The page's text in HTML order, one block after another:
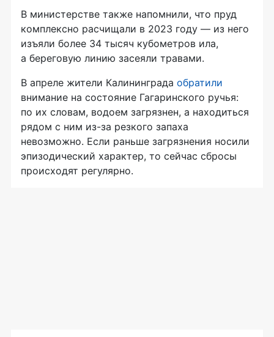
В министерстве также напомнили, что пруд
комплексно расчищали в 2023 году — из него
изъяли более 34 тысяч кубометров ила,
а береговую линию засеяли травами.
В апреле жители Калининграда обратили
внимание на состояние Гагаринского ручья:
по их словам, водоем загрязнен, а находиться
рядом с ним из-за резкого запаха
невозможно. Если раньше загрязнения носили
эпизодический характер, то сейчас сбросы
происходят регулярно.